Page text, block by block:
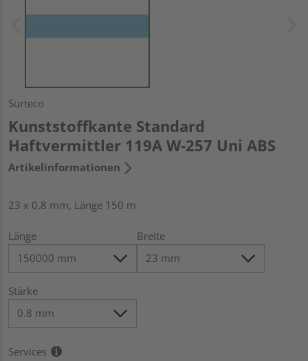
Surteco
Kunststoffkante Standard
Haftvermittler 119A W-257 Uni ABS
Artikelinformationen
23 x 0,8 mm, Länge 150 m
Länge Breite
Stärke
Services